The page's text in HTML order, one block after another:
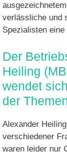
verlässliche und
Spezialisten
Der
Heiling
wendet
der
Alexander
verschiedener
waren leider nur